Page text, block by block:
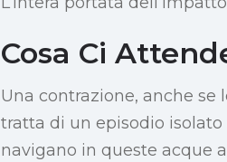
Cosa Ci
Una contrazione, anche se
tratta di un episodio
navigano in queste acque